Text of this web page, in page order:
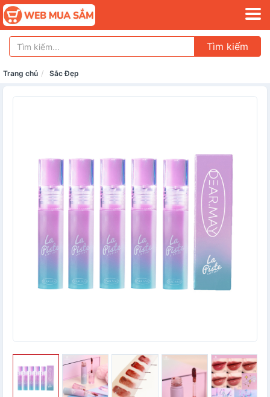
Tìm kiếm
Trang chủ Sắc Đẹp